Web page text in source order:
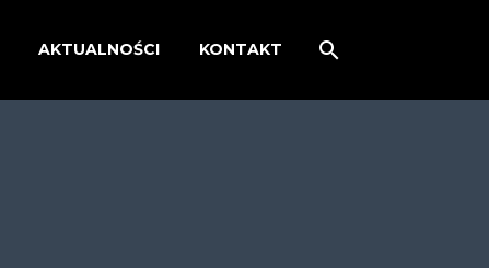
AKTUALNOŚCI KONTAKT